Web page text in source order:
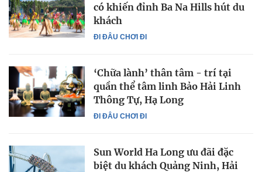
ĐI ĐÂU CHƠI ĐI
có khiến đỉnh Ba Na Hills hút du
khách
ĐI ĐÂU CHƠI ĐI
‘Chữa lành’ thân tâm - trí tại
quần thể tâm linh Bảo Hải Linh
Thông Tự, Hạ Long
Sun World Ha Long ưu đãi đặc
biệt du khách Quảng Ninh, Hải